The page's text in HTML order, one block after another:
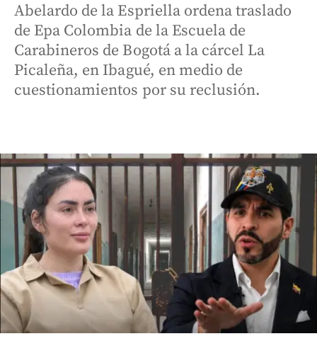
Abelardo de la Espriella ordena traslado
de Epa Colombia de la Escuela de
Carabineros de Bogotá a la cárcel La
Picaleña, en Ibagué, en medio de
cuestionamientos por su reclusión.